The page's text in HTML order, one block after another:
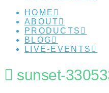
HOME
ABOUT
PRODUCTS
BLOG
LIVE-EVENTS
sunset-